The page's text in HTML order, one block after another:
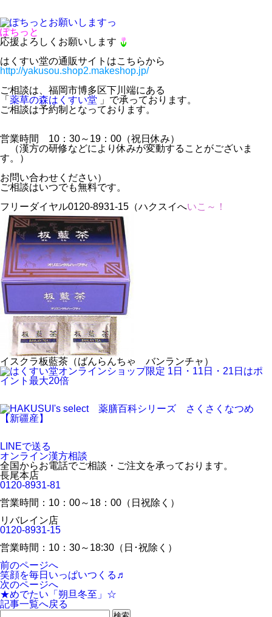
ぽちっと
応援よろしくお願いします
はくすい堂の通販サイトはこちらから
http://yakusou.shop2.makeshop.jp/
ご相談は、福岡市博多区下川端にある
「 薬草の森はくすい堂 」で承っております。
ご相談は予約制となっております。
営業時間 10：30～19：00（祝日休み）
（漢方の研修などにより休みが変動することがございま
す。）
お問い合わせください）
ご相談はいつでも無料です。
フリーダイヤル0120-8931-15（ハクスイへいこ～！
イスクラ板藍茶（ばんらんちゃ バンランチャ）
LINEで送る
オンライン漢方相談
全国からお電話でご相談・ご注文を承っております。
長尾本店
0120-8931-81
営業時間：10：00～18：00（日祝除く）
リバレイン店
0120-8931-15
営業時間：10：30～18:30（日･祝除く）
前のページへ
笑顔を毎日いっぱいつくる♬
次のページへ
★めでたい「朔旦冬至」☆
記事一覧へ戻る